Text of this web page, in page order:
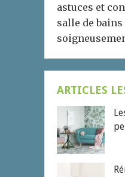
astuces et
salle de
ARTICLES